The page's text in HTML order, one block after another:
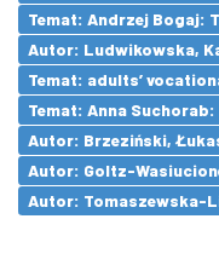
Temat: Andrzej Bogaj:
Autor: Ludwikowska,
Temat: adults’
Temat: Anna
Autor: Brzeziński,
Autor: Goltz-
Autor: Tomaszewska-